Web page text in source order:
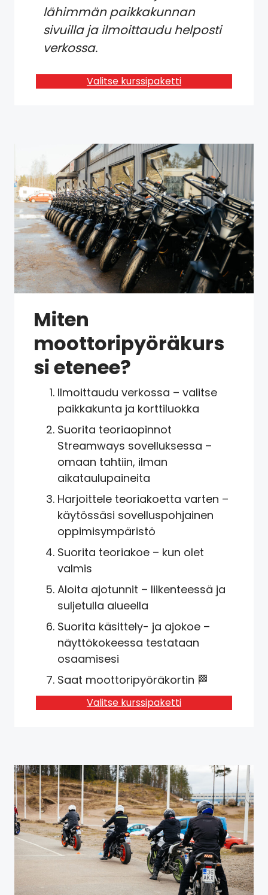
lähimmän paikkakunnan
sivuilla ja ilmoittaudu helposti
verkossa.
Valitse kurssipaketti
Miten
moottoripyöräkurs
si etenee?
Ilmoittaudu verkossa – valitse
paikkakunta ja korttiluokka
Suorita teoriaopinnot
Streamways sovelluksessa –
omaan tahtiin, ilman
aikataulupaineita
Harjoittele teoriakoetta varten –
käytössäsi sovelluspohjainen
oppimisympäristö
Suorita teoriakoe – kun olet
valmis
Aloita ajotunnit – liikenteessä ja
suljetulla alueella
Suorita käsittely- ja ajokoe –
näyttökokeessa testataan
osaamisesi
Saat moottoripyöräkortin 🏁
Valitse kurssipaketti